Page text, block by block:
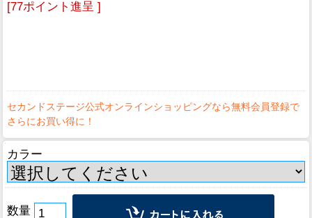
[77ポイント進呈 ]
カラー
数量